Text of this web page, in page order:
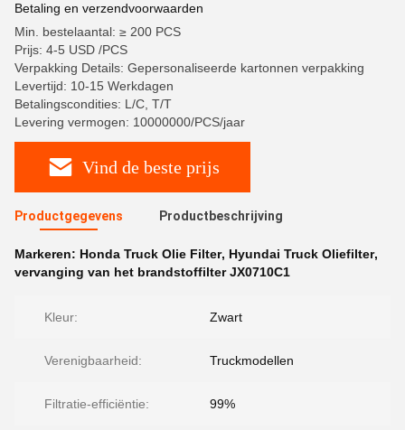
Betaling en verzendvoorwaarden
Min. bestelaantal: ≥ 200 PCS
Prijs: 4-5 USD /PCS
Verpakking Details: Gepersonaliseerde kartonnen verpakking
Levertijd: 10-15 Werkdagen
Betalingscondities: L/C, T/T
Levering vermogen: 10000000/PCS/jaar
Vind de beste prijs
Productgegevens Productbeschrijving
Markeren: Honda Truck Olie Filter, Hyundai Truck Oliefilter,
vervanging van het brandstoffilter JX0710C1
Kleur: Zwart
Verenigbaarheid: Truckmodellen
Filtratie-efficiëntie: 99%